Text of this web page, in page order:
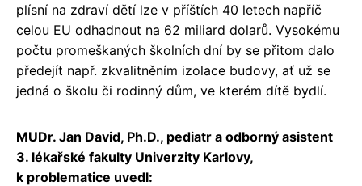
plísní na zdraví dětí lze v příštích 40 letech napříč
celou EU odhadnout na 62 miliard dolarů. Vysokému
počtu promeškaných školních dní by se přitom dalo
předejít např. zkvalitněním izolace budovy, ať už se
jedná o školu či rodinný dům, ve kterém dítě bydlí.
MUDr. Jan David, Ph.D., pediatr a odborný asistent
3. lékařské fakulty Univerzity Karlovy,
k problematice uvedl: